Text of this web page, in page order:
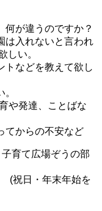
何が違うのですか？
は入れないと言われ
しい。
トなどを教えて欲し
や発達、ことばな
てからの不安など
育て広場ぞうの部
(祝日・年末年始を